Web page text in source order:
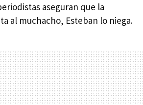
aseguran que la
al muchacho, Esteban lo niega.